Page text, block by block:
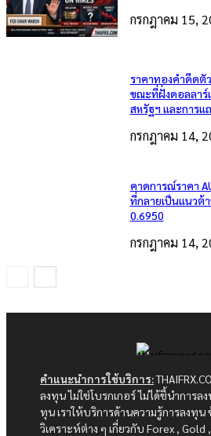
กรกฎาคม 15,
ราคาทองคำดีดตั
ขณะที่ฝั่งดอลลาร์
สหรัฐฯ และการแ
กรกฎาคม 14,
คาดการณ์ราคา
ที่กลายเป็นแนวต้
0.6950
กรกฎาคม 14,
คำแนะนำการใช้บริการ:
ลงทุน ไม่ใช่โบรกเกอร์ ไม่ได้ชี้นำการล
ทุน เราให้บริการด้านความรู้การลงทุ
วิเคราะห์ต่าง ๆ เกี่ยวกับ Forex ,